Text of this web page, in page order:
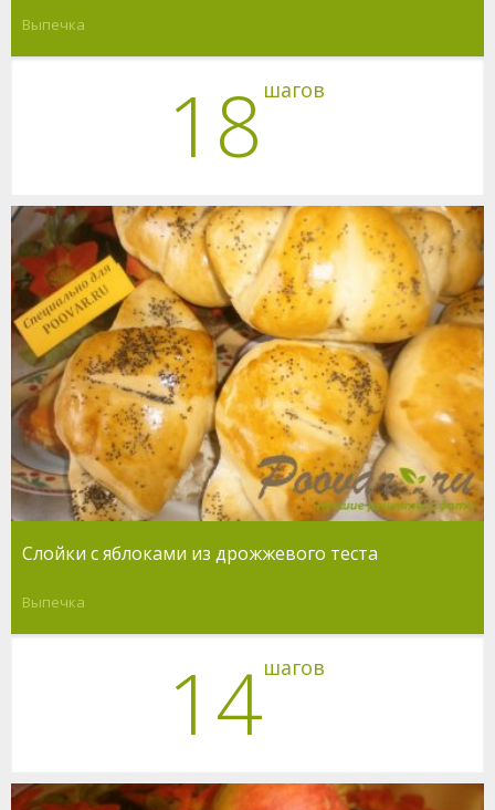
Выпечка
18 шагов
Cлойки с яблоками из дрожжевого теста
Выпечка
14шагов